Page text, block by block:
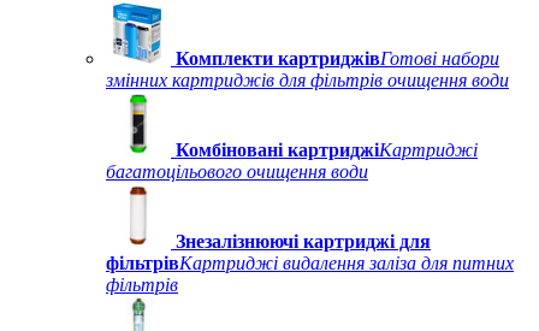
Комплекти картриджівГотові набори
змінних картриджів для фільтрів очищення води
Комбіновані картриджіКартриджі
багатоцільового очищення води
Знезалізнюючі картриджі для
фільтрівКартриджі видалення заліза для питних
фільтрів